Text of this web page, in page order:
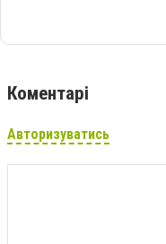
Коментарі
Авторизуватись